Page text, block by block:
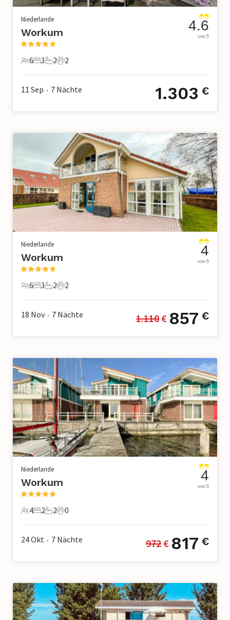
Niederlande
Workum
6 Gäste
6
3 Schlafzimmer
3
2 Badezimmer
2
2 Haustiere
2
4.6
von 5
11 Sep • 7 Nächte 1.303 €
Niederlande
Workum
6 Gäste
6
3 Schlafzimmer
3
2 Badezimmer
2
2 Haustiere
2
4
von 5
18 Nov • 7 Nächte 1.110 € 857 €
Niederlande
Workum
4 Gäste
4
2 Schlafzimmer
2
2 Badezimmer
2
0 Haustiere
0
4
von 5
24 Okt • 7 Nächte 972 € 817 €